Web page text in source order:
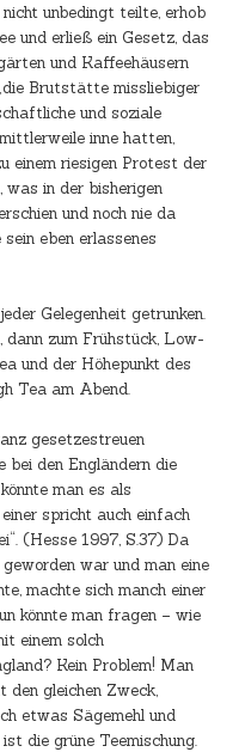
unbedingt teilte, erhob
und erließ ein Gesetz, das
und Kaffeehäusern
Brutstätte missliebiger
und soziale
inne hatten,
einem riesigen Protest der
was in der bisherigen
und noch nie da
eben erlassenes
Gelegenheit getrunken.
dann zum Frühstück, Low-
und der Höhepunkt des
Tea am Abend.
gesetzestreuen
bei den Engländern die
man es als
spricht auch einfach
(Hesse 1997, S.37) Da
war und man eine
machte sich manch einer
könnte man fragen – wie
einem solch
Kein Problem! Man
den gleichen Zweck,
etwas Sägemehl und
die grüne Teemischung.